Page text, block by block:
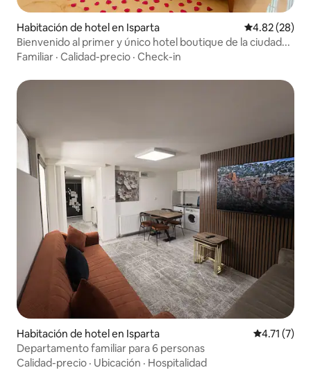
Habitación de hotel en Isparta Calificación
4.82 (28)
Bienvenido al primer y único hotel boutique de la ciudad...
Familiar · Calidad-precio · Check-in
Habitación de hotel en Isparta Calificación
4.71 (7)
Departamento familiar para 6 personas
Calidad-precio · Ubicación · Hospitalidad